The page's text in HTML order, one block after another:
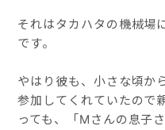
それはタカハタの機械場
です。
やはり彼も、小さな頃か
参加してくれていたので
っても、「Mさんの息子